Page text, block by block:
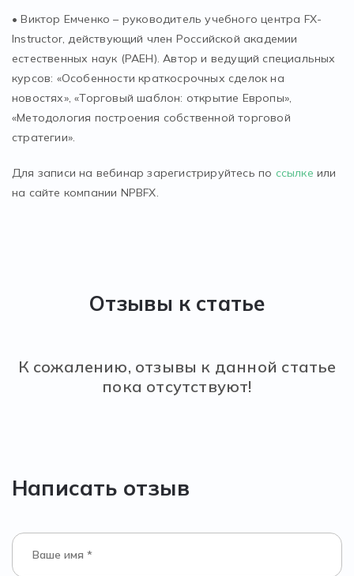
• Виктор Емченко – руководитель учебного центра FX-
Instructor, действующий член Российской академии
естественных наук (РАЕН). Автор и ведущий специальных
курсов: «Особенности краткосрочных сделок на
новостях», «Торговый шаблон: открытие Европы»,
«Методология построения собственной торговой
стратегии».
Для записи на вебинар зарегистрируйтесь по ссылке или
на сайте компании NPBFX.
Отзывы к статье
К сожалению, отзывы к данной статье
пока отсутствуют!
Написать отзыв